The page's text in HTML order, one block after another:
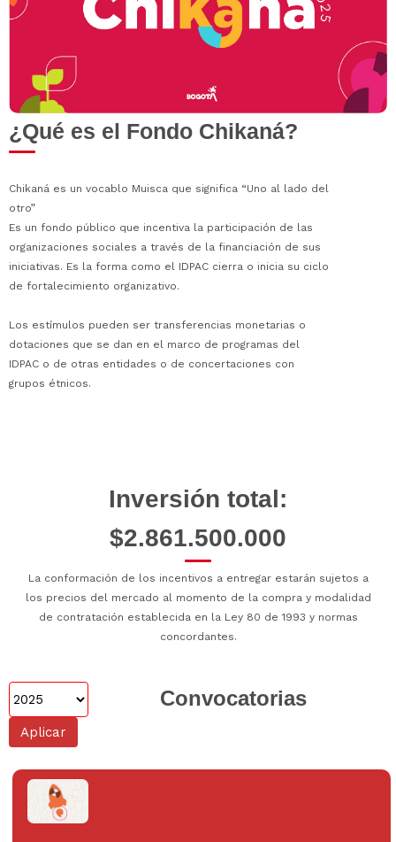
¿Qué es el Fondo Chikaná?
Chikaná es un vocablo Muisca que significa “Uno al lado del
otro”
Es un fondo público que incentiva la participación de las
organizaciones sociales a través de la financiación de sus
iniciativas. Es la forma como el IDPAC cierra o inicia su ciclo
de fortalecimiento organizativo.
Los estímulos pueden ser transferencias monetarias o
dotaciones que se dan en el marco de programas del
IDPAC o de otras entidades o de concertaciones con
grupos étnicos.
Inversión total:
$2.861.500.000
La conformación de los incentivos a entregar estarán sujetos a
los precios del mercado al momento de la compra y modalidad
de contratación establecida en la Ley 80 de 1993 y normas
concordantes.
Convocatorias